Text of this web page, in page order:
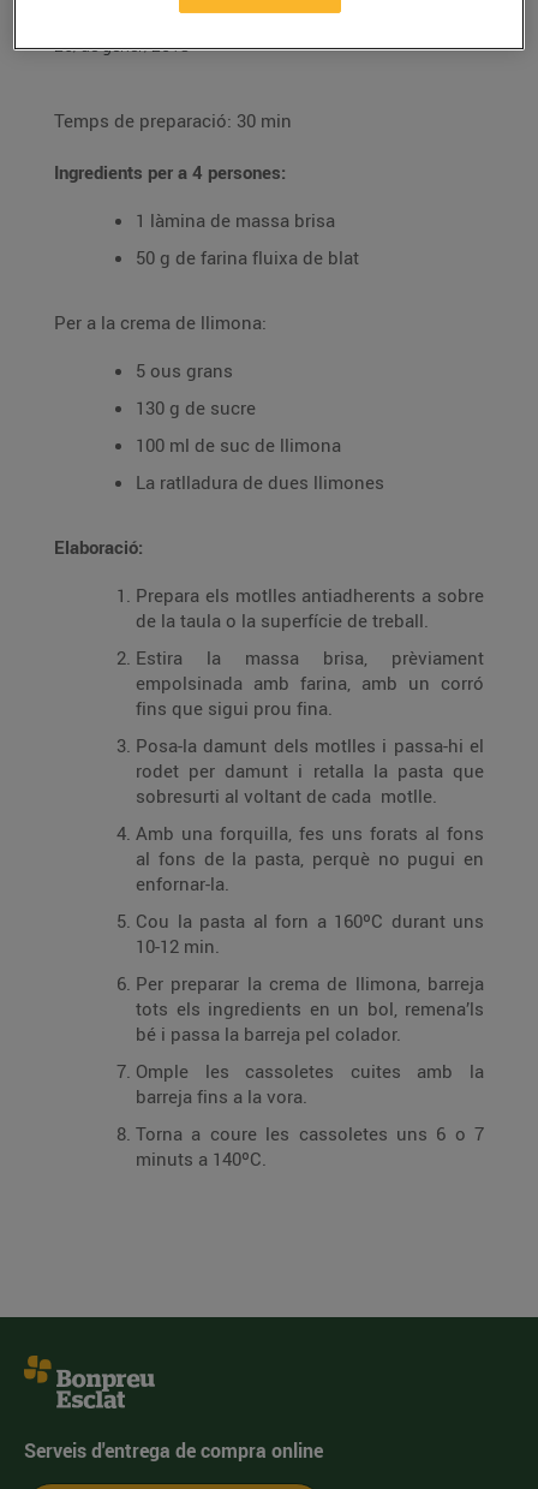
26/de gener/2018
Temps de preparació: 30 min
Ingredients per a 4 persones:
1 làmina de massa brisa
50 g de farina fluixa de blat
Per a la crema de llimona:
5 ous grans
130 g de sucre
100 ml de suc de llimona
La ratlladura de dues llimones
Elaboració:
Prepara els motlles antiadherents a sobre
de la taula o la superfície de treball.
Estira la massa brisa, prèviament
empolsinada amb farina, amb un corró
fins que sigui prou fina.
Posa-la damunt dels motlles i passa-hi el
rodet per damunt i retalla la pasta que
sobresurti al voltant de cada motlle.
Amb una forquilla, fes uns forats al fons
al fons de la pasta, perquè no pugui en
enfornar-la.
Cou la pasta al forn a 160ºC durant uns
10-12 min.
Per preparar la crema de llimona, barreja
tots els ingredients en un bol, remena’ls
bé i passa la barreja pel colador.
Omple les cassoletes cuites amb la
barreja fins a la vora.
Torna a coure les cassoletes uns 6 o 7
minuts a 140ºC.
Serveis d'entrega de compra online